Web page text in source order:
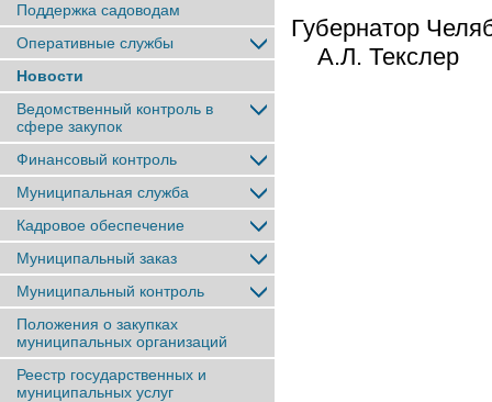
Поддержка садоводам
Оперативные службы
Новости
Ведомственный контроль в
сфере закупок
Финансовый контроль
Муниципальная служба
Кадровое обеспечение
Муниципальный заказ
Муниципальный контроль
Положения о закупках
муниципальных организаций
Реестр государственных и
муниципальных услуг
А.Л. Текслер